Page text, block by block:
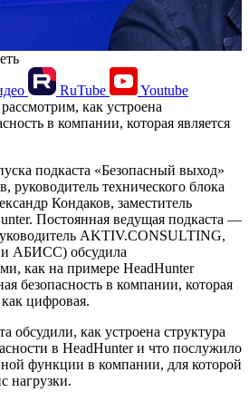
RuTube
Youtube
как устроена
в компании, которая является
подкаста «Безопасный выход»
руководитель технического блока
Кондаков, заместитель
Постоянная ведущая подкаста —
AKTIV.CONSULTING,
АБИСС) обсудила
как на примере HeadHunter
безопасность в компании, которая
как цифровая.
обсудили, как устроена структура
в HeadHunter и что послужило
функции в компании, для которой
нагрузки.